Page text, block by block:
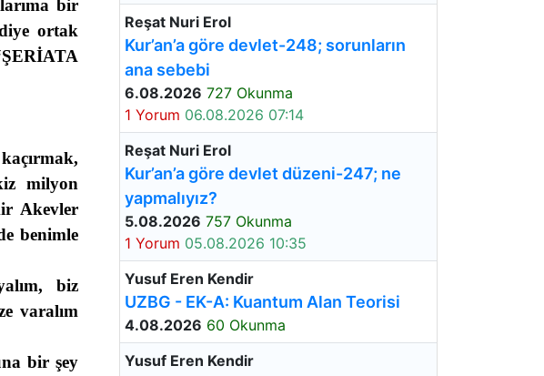
bir
ortak
ŞERİATA
milyon
Akevler
benimle
biz
varalım
bir şey
Reşat Nuri Erol
Kur’an’a göre devlet-248; sorunların
ana sebebi
6.08.2026 727 Okunma
1 Yorum 06.08.2026 07:14
Reşat Nuri Erol
Kur’an’a göre devlet düzeni-247; ne
yapmalıyız?
5.08.2026 757 Okunma
1 Yorum 05.08.2026 10:35
Yusuf Eren Kendir
UZBG - EK-A: Kuantum Alan Teorisi
4.08.2026 60 Okunma
Yusuf Eren Kendir